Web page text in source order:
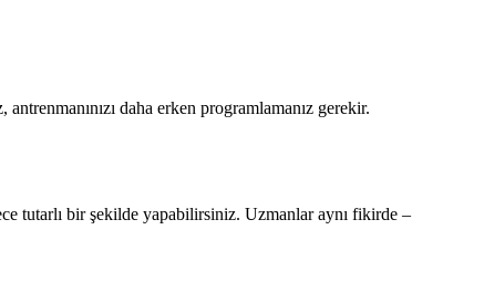
daha erken programlamanız gerekir.
tutarlı bir şekilde yapabilirsiniz. Uzmanlar aynı fikirde –